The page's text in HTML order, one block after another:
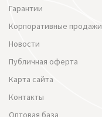
Гарантии
Корпоративные продажи
Новости
Публичная оферта
Карта сайта
Контакты
Оптовая база